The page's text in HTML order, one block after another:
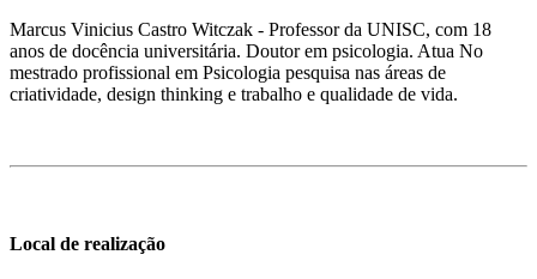
Marcus Vinicius Castro Witczak - Professor da UNISC, com 18
anos de docência universitária. Doutor em psicologia. Atua No
mestrado profissional em Psicologia pesquisa nas áreas de
criatividade, design thinking e trabalho e qualidade de vida.
Local de realização